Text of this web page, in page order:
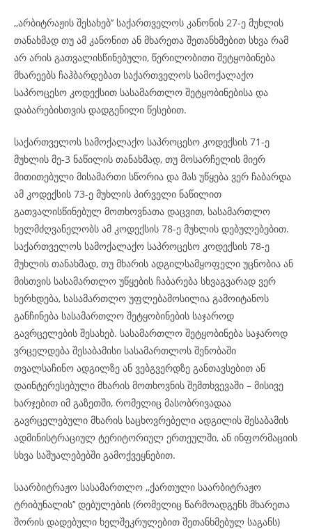
,,არბიტრაჟის შესახებ’’ საქართველოს კანონის 27-ე მუხლის
თანახმად თუ ამ კანონით ან მხარეთა შეთანხმებით სხვა რამ
არ არის გათვალისწინებული, წერილობითი შეტყობინება
მხარეებს ჩაჰბარდებათ საქართველოს სამოქალაქო
საპროცესო კოდექსით სასამართლო შეტყობინებისა და
დაბარებისთვის დადგენილი წესებით.
საქართველოს სამოქალაქო საპროცესო კოდექსის 71-ე
მუხლის მე-3 ნაწილის თანახმად, თუ მოსარჩელის მიერ
მითითებული მისამართი სწორია და მას უწყება ვერ ჩაბარდა
ამ კოდექსის 73-ე მუხლის პირველი ნაწილით
გათვალისწინებულ მოთხოვნათა დაცვით, სასამართლო
ხელმძღვანელობს ამ კოდექსის 78-ე მუხლის დებულებებით.
საქართველოს სამოქალაქო საპროცესო კოდექსის 78-ე
მუხლის თანახმად, თუ მხარის ადგილსამყოფელი უცნობია ან
მისთვის სასამართლო უწყების ჩაბარება სხვაგვარად ვერ
ხერხდება, სასამართლო უფლებამოსილია გამოიტანოს
განჩინება სასამართლო შეტყობინების საჯაროდ
გავრცელების შესახებ. სასამართლო შეტყობინება საჯაროდ
ვრცელდება შესაბამისი სასამართლოს შენობაში
თვალსაჩინო ადგილზე ან ვებგვერდზე განთავსებით ან
დაინტერესებული მხარის მოთხოვნის შემთხვევაში – მისივე
ხარჯებით იმ გაზეთში, რომელიც მასობრივადაა
გავრცელებული მხარის საცხოვრებელი ადგილის შესაბამის
ადმინისტრაციულ ტერიტორიულ ერთეულში, ან ინფორმაციის
სხვა საშუალებებში გამოქვეყნებით.
საარბიტრაჟო სასამართლო ,,ქართული საარბიტრაჟო
ტრიბუნალის’’ დებულების (რომელიც წარმოადგენს მხარეთა
შორის დადებული ხელშეკრულებით შეთანხმებულ საგანს)